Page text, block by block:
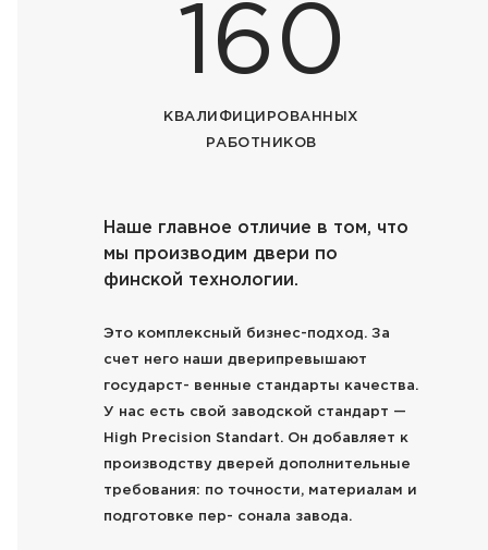
КВАЛИФИЦИРОВАННЫХ
РАБОТНИКОВ
160
Наше главное отличие в том, что
мы производим двери по
финской технологии.
Это комплексный бизнес-подход. За
счет него наши дверипревышают
государст- венные стандарты качества.
У нас есть свой заводской стандарт —
High Precision Standart. Он добавляет к
производству дверей дополнительные
требования: по точности, материалам и
подготовке пер- сонала завода.